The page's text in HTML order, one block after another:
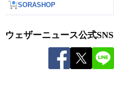
SORASHOP
ウェザーニュース公式SNS